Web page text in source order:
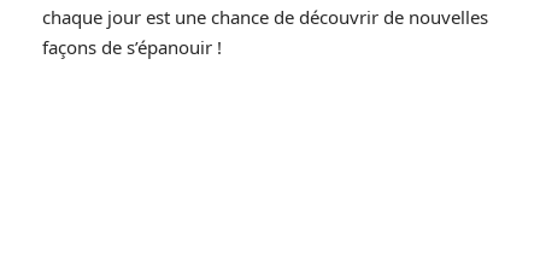
chaque jour est une chance de découvrir de nouvelles
façons de s’épanouir !